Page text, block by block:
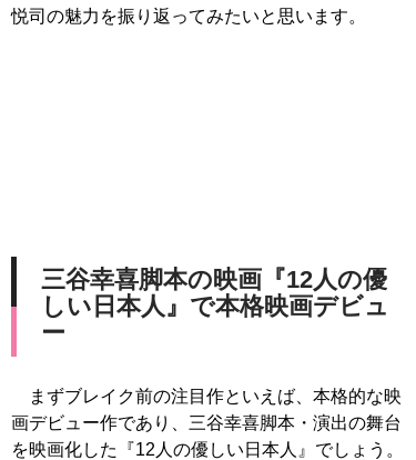
悦司の魅力を振り返ってみたいと思います。
三谷幸喜脚本の映画『12人の優
しい日本人』で本格映画デビュ
ー
まずブレイク前の注目作といえば、本格的な映
画デビュー作であり、三谷幸喜脚本・演出の舞台
を映画化した『12人の優しい日本人』でしょう。